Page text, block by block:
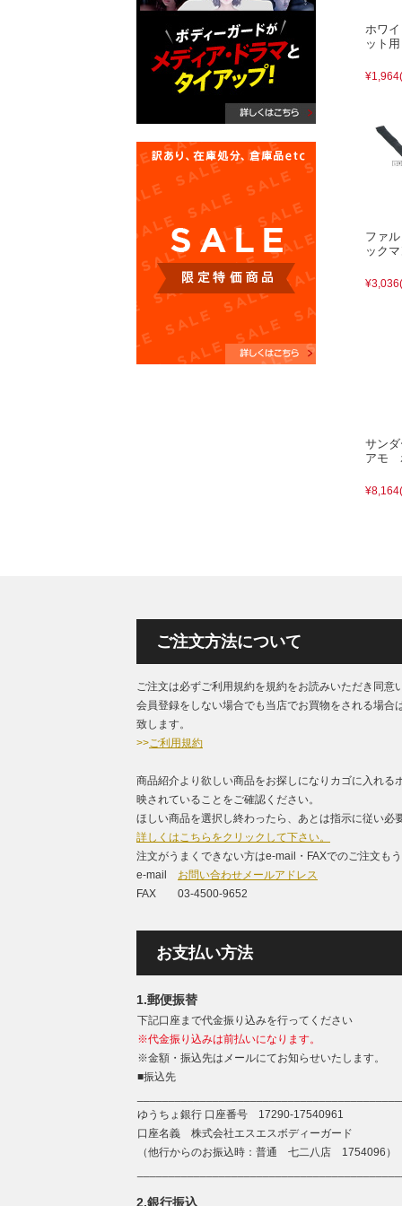
ホワ
ット
¥1,964
ファ
ック
¥3,036
サン
アモ
¥8,164
ご注文方法について
ご注文は必ずご利用規約を規約をお読みいただき同意
会員登録をしない場合でも当店でお買物をされる場合
致します。
>>ご利用規約
商品紹介より欲しい商品をお探しになりカゴに入れる
映されていることをご確認ください。
ほしい商品を選択し終わったら、あとは指示に従い必
詳しくはこちらをクリックして下さい。
注文がうまくできない方はe-mail・FAXでのご注文も
e-mail お問い合わせメールアドレス
FAX 03-4500-9652
お支払い方法
1.郵便振替
下記口座まで代金振り込みを行ってください
※代金振り込みは前払いになります。
※金額・振込先はメールにてお知らせいたします。
■振込先
ゆうちょ銀行 口座番号 17290-17540961
口座名義 株式会社エスエスボディーガード
（他行からのお振込時：普通 七二八店 1754096）
2.銀行振込